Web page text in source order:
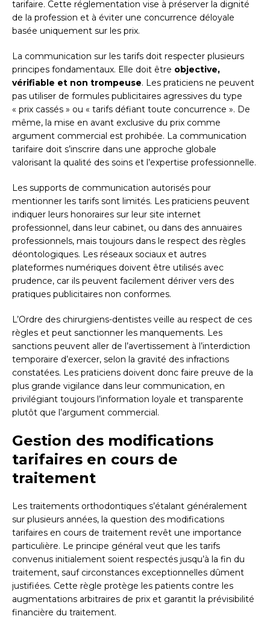
tarifaire. Cette réglementation vise à préserver la dignité
de la profession et à éviter une concurrence déloyale
basée uniquement sur les prix.
La communication sur les tarifs doit respecter plusieurs
principes fondamentaux. Elle doit être objective,
vérifiable et non trompeuse. Les praticiens ne peuvent
pas utiliser de formules publicitaires agressives du type
« prix cassés » ou « tarifs défiant toute concurrence ». De
même, la mise en avant exclusive du prix comme
argument commercial est prohibée. La communication
tarifaire doit s’inscrire dans une approche globale
valorisant la qualité des soins et l’expertise professionnelle.
Les supports de communication autorisés pour
mentionner les tarifs sont limités. Les praticiens peuvent
indiquer leurs honoraires sur leur site internet
professionnel, dans leur cabinet, ou dans des annuaires
professionnels, mais toujours dans le respect des règles
déontologiques. Les réseaux sociaux et autres
plateformes numériques doivent être utilisés avec
prudence, car ils peuvent facilement dériver vers des
pratiques publicitaires non conformes.
L’Ordre des chirurgiens-dentistes veille au respect de ces
règles et peut sanctionner les manquements. Les
sanctions peuvent aller de l’avertissement à l’interdiction
temporaire d’exercer, selon la gravité des infractions
constatées. Les praticiens doivent donc faire preuve de la
plus grande vigilance dans leur communication, en
privilégiant toujours l’information loyale et transparente
plutôt que l’argument commercial.
Gestion des modifications
tarifaires en cours de
traitement
Les traitements orthodontiques s’étalant généralement
sur plusieurs années, la question des modifications
tarifaires en cours de traitement revêt une importance
particulière. Le principe général veut que les tarifs
convenus initialement soient respectés jusqu’à la fin du
traitement, sauf circonstances exceptionnelles dûment
justifiées. Cette règle protège les patients contre les
augmentations arbitraires de prix et garantit la prévisibilité
financière du traitement.